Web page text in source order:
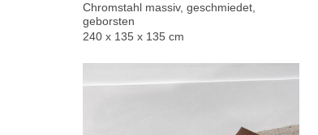
Chromstahl massiv, geschmiedet,
geborsten
240 x 135 x 135 cm